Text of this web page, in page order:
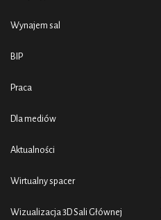
Wynajem sal
BIP
Praca
Dla mediów
Aktualności
Wirtualny spacer
Wizualizacja 3D Sali Głównej